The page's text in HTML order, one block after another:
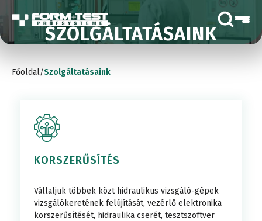
SZOLGÁLTATÁSAINK
Főoldal/Szolgáltatásaink
KORSZERŰSÍTÉS
Vállaljuk többek közt hidraulikus vizsgáló-gépek
vizsgálókeretének felújítását, vezérlő elektronika
korszerűsítését, hidraulika cserét, tesztszoftver